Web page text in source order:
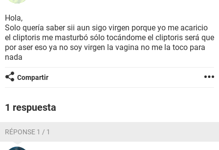
BIENESTAR
SEXUALIDAD
GLOSARIO
Hola,
Solo quería saber sii aun sigo virgen porque yo me acaricio
el cliptoris me masturbó sólo tocándome el cliptoris será que
por aser eso ya no soy virgen la vagina no me la toco para
nada
Compartir
1 respuesta
RÉPONSE 1 / 1